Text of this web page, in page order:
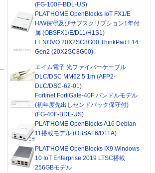
(FG-100F-BDL-US)
PLAT'HOME OpenBlocks IoT FX1/E
H/W保守及びサブスクリプション1年付
属 (OBSFX1/E/D11/H1S1)
LENOVO 20X2SC8G00 ThinkPad L14
Gen2 (20X2SC8G00)
エイム電子 光ファイバーケーブル
DLC/DSC MM62.5 1m (AFP2-
DLC/DSC-62-01)
Fortinet FortiGate-40F バンドルモデル
(初年度先出しセンドバック保守付)
(FG-40F-BDL-US)
PLAT'HOME OpenBlocks A16 Debian
11搭載モデル (OBSA16/D11A)
PLAT'HOME OpenBlocks IX9 Windows
10 IoT Enterprise 2019 LTSC搭載
256GBモデル